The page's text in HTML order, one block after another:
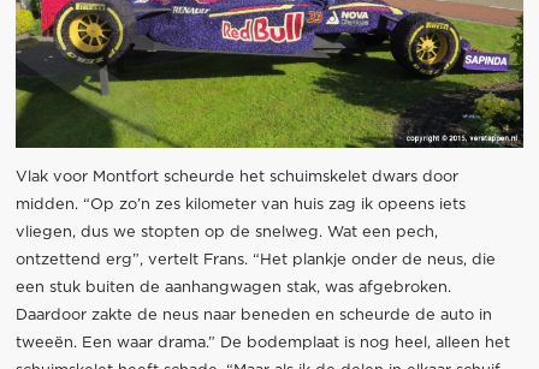
Vlak voor Montfort scheurde het schuimskelet dwars door
midden. “Op zo’n zes kilometer van huis zag ik opeens iets
vliegen, dus we stopten op de snelweg. Wat een pech,
ontzettend erg”, vertelt Frans. “Het plankje onder de neus, die
een stuk buiten de aanhangwagen stak, was afgebroken.
Daardoor zakte de neus naar beneden en scheurde de auto in
tweeën. Een waar drama.” De bodemplaat is nog heel, alleen het